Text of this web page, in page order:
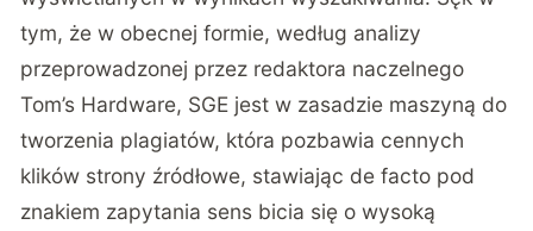
tym, że w obecnej formie,według analizy
przeprowadzonej przez redaktora naczelnego
Tom’s Hardware, SGE jest w zasadzie maszyną do
tworzenia plagiatów, która pozbawia cennych
klików strony źródłowe, stawiając de facto pod
znakiem zapytania sens bicia się o wysoką